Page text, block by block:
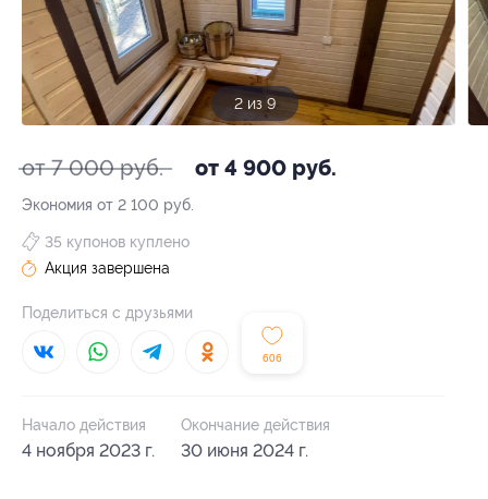
3 из 9
от 7 000 руб. от 4 900 руб.
Экономия от 2 100 руб.
606
35 купонов куплено
Акция завершена
Поделиться с друзьями
Начало действия
4 ноября 2023 г.
Окончание действия
30 июня 2024 г.